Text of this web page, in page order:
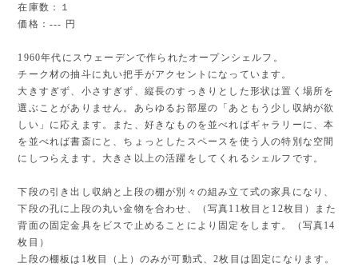
在庫数：１
価格：--- 円
1960年代にスウェーデンで作られたオープンシェルフ。
チーク材の抽斗に丸い把手がアクセントになっています。
大きすぎず、小さすぎず、縦長のすっきりとした形状は置く場所を
選ぶことがありません。あらゆるお部屋の「あともう少し収納が欲
しい」に応えます。また、好きなものを並べればギャラリーに、本
を並べれば書斎にと、ちょっとしたスペースを使う人の特別な空間
にしつらえます。大きさ以上の活躍をしてくれるシェルフです。
下段の引き出し収納と上段の棚が別々の組み立て式の家具になり、
下段の孔に上段の丸い金物を合わせ、（写真11枚目と12枚目）また
背面の固定金具をビスで止めることにより固定をします。（写真14
枚目）
上段の棚板は1枚目（上）のみが可動式、2枚目は固定になります。